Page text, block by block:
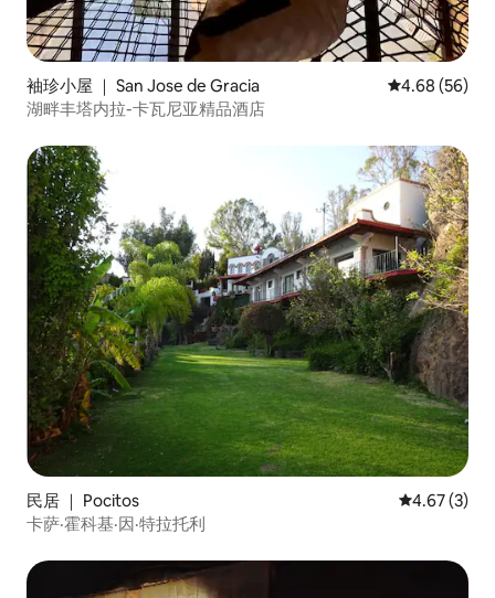
袖珍小屋 ｜ San Jose de Gracia 平均评分 4.68
4.68 (56)
湖畔丰塔内拉-卡瓦尼亚精品酒店
民居 ｜ Pocitos 平均评分
4.67 (3)
卡萨·霍科基·因·特拉托利